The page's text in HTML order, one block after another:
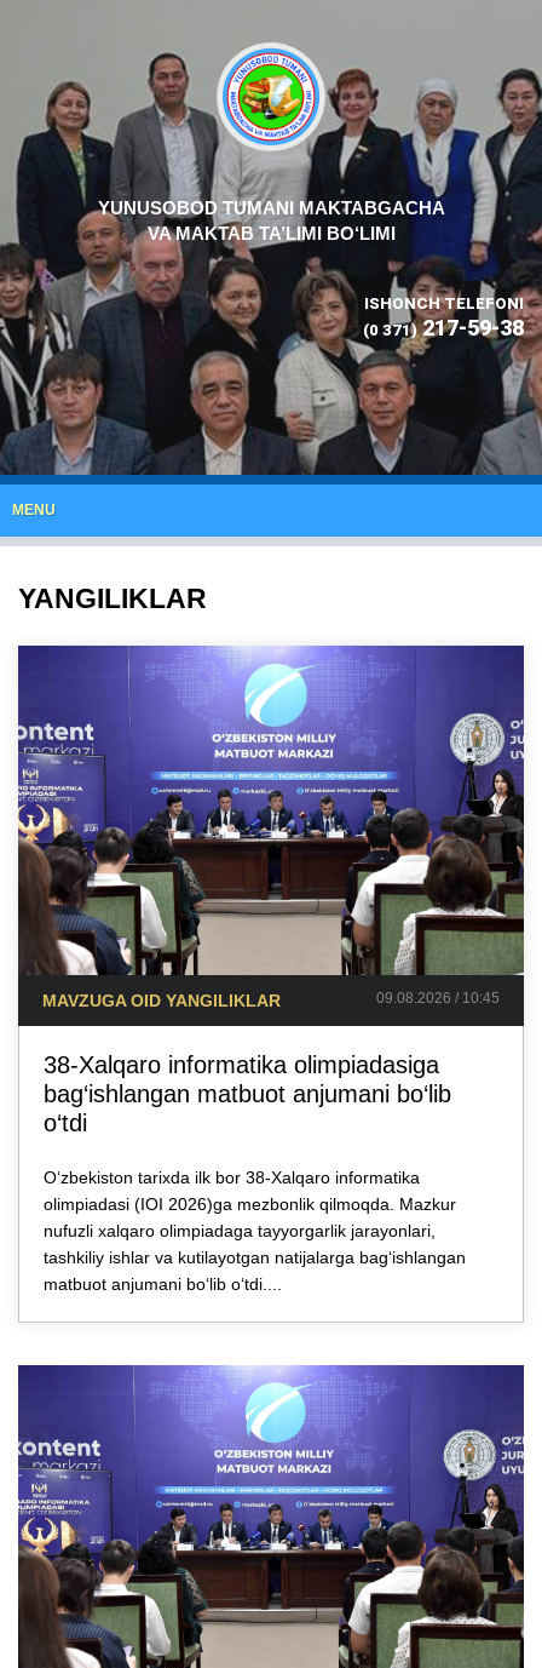
YUNUSOBOD TUMANI MAKTABGACHA
VA MAKTAB TA’LIMI BO‘LIMI
ISHONCH TELEFONI
(0 371)217-59-38
MENU
YANGILIKLAR
MAVZUGA OID YANGILIKLAR 09.08.2026 / 10:45
38-Xalqaro informatika olimpiadasiga
bag‘ishlangan matbuot anjumani bo‘lib
o‘tdi
O‘zbekiston tarixda ilk bor 38-Xalqaro informatika
olimpiadasi (IOI 2026)ga mezbonlik qilmoqda. Mazkur
nufuzli xalqaro olimpiadaga tayyorgarlik jarayonlari,
tashkiliy ishlar va kutilayotgan natijalarga bagʻishlangan
matbuot anjumani boʻlib oʻtdi....